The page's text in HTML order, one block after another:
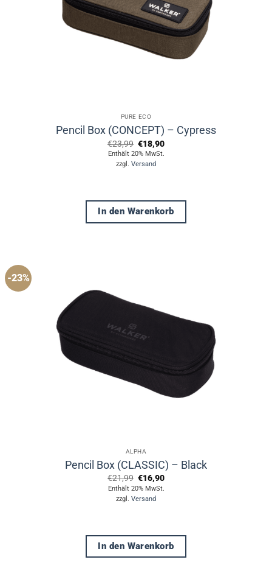
PURE ECO
Pencil Box (CONCEPT) – Cypress
€23,99 Ursprünglicher
Preis
war:
€23,99
€18,90Aktueller
Enthält 20% MwSt.
zzgl. Versand
In den Warenkorb
-23%
ALPHA
Pencil Box (CLASSIC) – Black
€21,99 Ursprünglicher
Preis
war:
€21,99
€16,90Aktueller
Enthält 20% MwSt.
zzgl. Versand
In den Warenkorb